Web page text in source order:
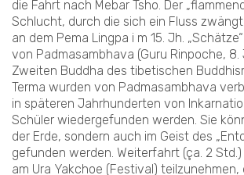
die Fahrt nach Mebar Tsho. Der
Schlucht, durch die sich ein Fluss
an dem Pema Lingpa i m 15. Jh.
von Padmasambhava (Guru Rinpoche, 8.
Zweiten Buddha des tibetischen
Terma wurden von Padmasambhava
in späteren Jahrhunderten von
Schüler wiedergefunden werden. Sie
der Erde, sondern auch im Geist des
gefunden werden. Weiterfahrt (ça. 2 Std.)
am Ura Yakchoe (Festival) teilzunehmen,